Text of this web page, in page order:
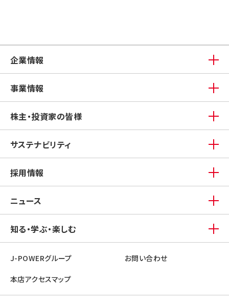
企業情報
事業情報
株主・投資家の皆様
サステナビリティ
採用情報
ニュース
知る・学ぶ・楽しむ
J-POWERグループ お問い合わせ
本店アクセスマップ